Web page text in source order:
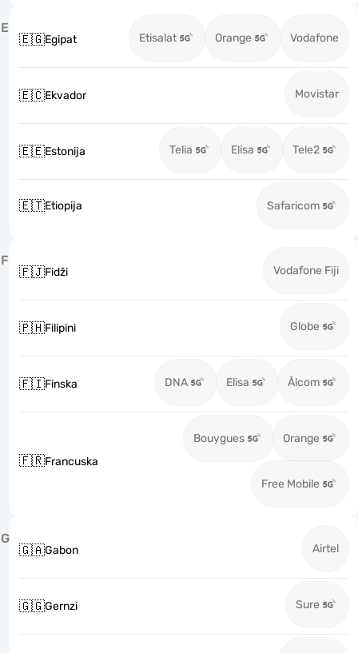
E
🇪🇬Egipat Etisalat Orange Vodafone
🇪🇨Ekvador Movistar
🇪🇪Estonija Telia Elisa Tele2
🇪🇹Etiopija Safaricom
F
🇫🇯Fidži Vodafone Fiji
🇵🇭Filipini Globe
🇫🇮Finska DNA Elisa Ålcom
🇫🇷Francuska
Bouygues Orange
Free Mobile
G
🇬🇦Gabon Airtel
🇬🇬Gernzi Sure